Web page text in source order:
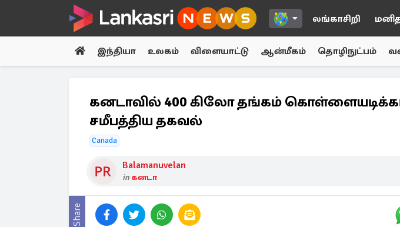
லங்காசிறி
இந்தியா உலகம் விளையாட்டு ஆன்மீகம் தொழிநுட்பம்
கனடாவில் 400 கிலோ தங்கம்
சமீபத்திய தகவல்
Canada
Balamanuvelan
in கனடா
Share